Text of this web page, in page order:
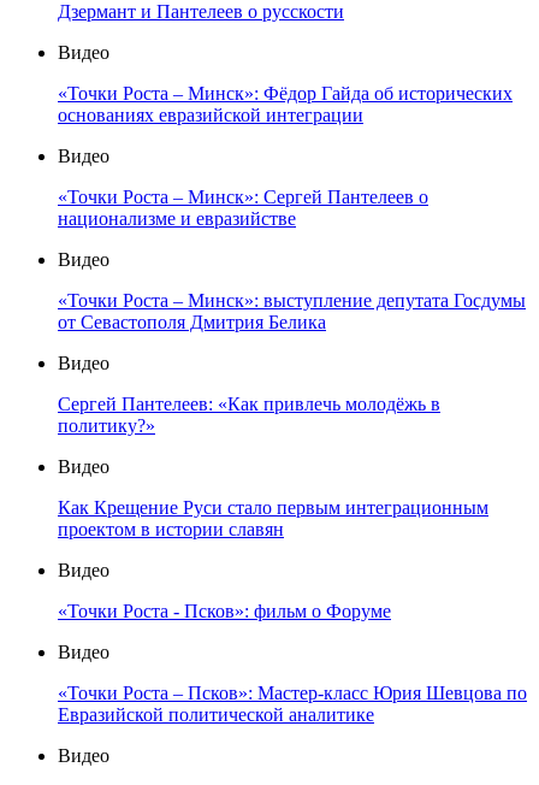
Дзермант и Пантелеев о русскости
Видео
«Точки Роста – Минск»: Фёдор Гайда об исторических
основаниях евразийской интеграции
Видео
«Точки Роста – Минск»: Сергей Пантелеев о
национализме и евразийстве
Видео
«Точки Роста – Минск»: выступление депутата Госдумы
от Севастополя Дмитрия Белика
Видео
Сергей Пантелеев: «Как привлечь молодёжь в
политику?»
Видео
Как Крещение Руси стало первым интеграционным
проектом в истории славян
Видео
«Точки Роста - Псков»: фильм о Форуме
Видео
«Точки Роста – Псков»: Мастер-класс Юрия Шевцова по
Евразийской политической аналитике
Видео